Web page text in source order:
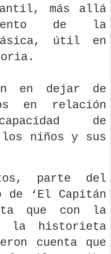
más allá
de la
útil en
en dejar de
en relación
de
los niños y sus
parte del
de ‘El Capitán
que con la
la historieta
cuenta que